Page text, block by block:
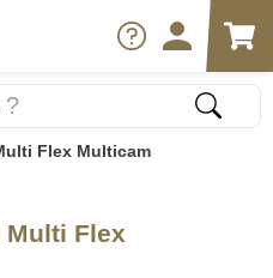
Flex Multicam
Flex